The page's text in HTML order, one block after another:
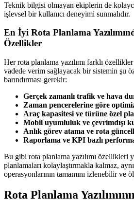
Teknik bilgisi olmayan ekiplerin de
işlevsel bir kullanıcı deneyimi sunmalıdır.
En İyi Rota Planlama
Özellikler
Her rota planlama yazılımı farklı
vadede verim sağlayacak bir sistemin şu
barındırması gerekir:
Gerçek zamanlı trafik ve hava
Zaman pencerelerine göre
Araç kapasitesi ve türüne özel
Mobil uyumluluk ve çevrimdışı
Anlık görev atama ve rota
Raporlama ve KPI bazlı
Bu gibi rota planlama yazılımı özellikleri
planlamaları kolaylaştırmakla kalmaz,
operasyonlarının tamamını izlenebilir ve
Rota Planlama